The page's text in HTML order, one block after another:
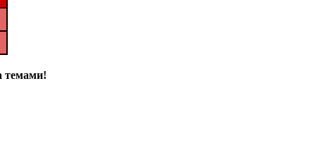
темами!